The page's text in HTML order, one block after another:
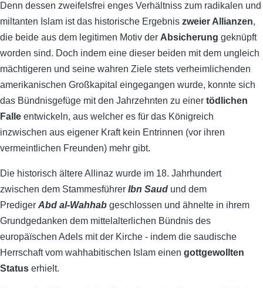
Denn dessen zweifelsfrei enges Verhältniss zum radikalen und
miltanten Islam ist das historische Ergebnis zweier Allianzen,
die beide aus dem legitimen Motiv der Absicherung geknüpft
worden sind. Doch indem eine dieser beiden mit dem ungleich
mächtigeren und seine wahren Ziele stets verheimlichenden
amerikanischen Großkapital eingegangen wurde, konnte sich
das Bündnisgefüge mit den Jahrzehnten zu einer tödlichen
Falle entwickeln, aus welcher es für das Königreich
inzwischen aus eigener Kraft kein Entrinnen (vor ihren
vermeintlichen Freunden) mehr gibt.
Die historisch ältere Allinaz wurde im 18. Jahrhundert
zwischen dem Stammesführer Ibn Saud und dem
Prediger Abd al-Wahhab geschlossen und ähnelte in ihrem
Grundgedanken dem mittelalterlichen Bündnis des
europäïschen Adels mit der Kirche - indem die saudische
Herrschaft vom wahhabitischen Islam einen gottgewollten
Status erhielt.